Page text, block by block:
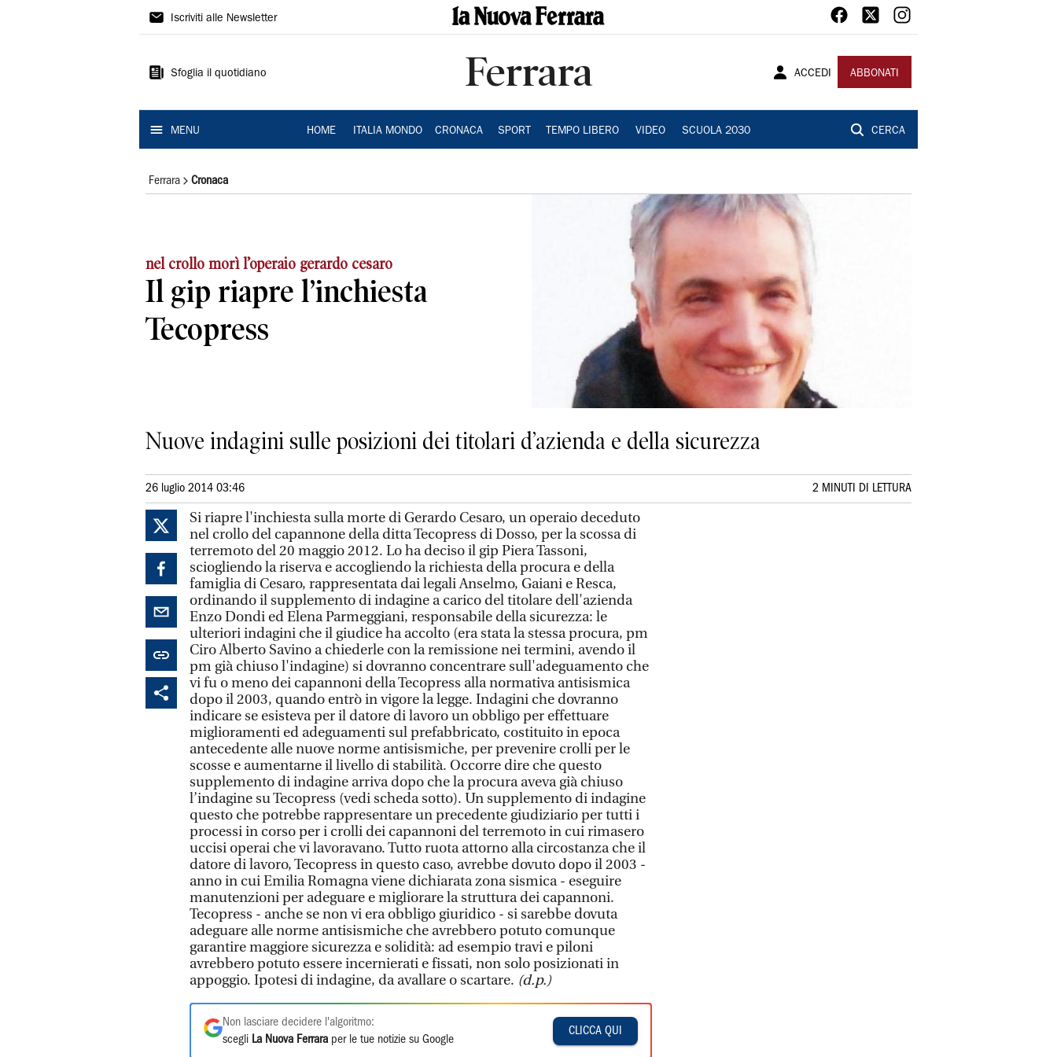
La
Ferrara
Iscriviti alle Newsletter
Sfoglia il quotidiano Ferrara ACCEDI ABBONATI
MENU HOME ITALIA MONDO CRONACA SPORT TEMPO LIBERO VIDEO SCUOLA 2030 CERCA
Ferrara Cronaca
nel crollo morì l’operaio gerardo cesaro
Il gip riapre l’inchiesta
Tecopress
Nuove indagini sulle posizioni dei titolari d’azienda e della sicurezza
26 luglio 2014 03:46 2 MINUTI DI LETTURA
Si riapre l'inchiesta sulla morte di Gerardo Cesaro, un operaio deceduto
nel crollo del capannone della ditta Tecopress di Dosso, per la scossa di
terremoto del 20 maggio 2012. Lo ha deciso il gip Piera Tassoni,
sciogliendo la riserva e accogliendo la richiesta della procura e della
famiglia di Cesaro, rappresentata dai legali Anselmo, Gaiani e Resca,
ordinando il supplemento di indagine a carico del titolare dell'azienda
Enzo Dondi ed Elena Parmeggiani, responsabile della sicurezza: le
ulteriori indagini che il giudice ha accolto (era stata la stessa procura, pm
Ciro Alberto Savino a chiederle con la remissione nei termini, avendo il
pm già chiuso l'indagine) si dovranno concentrare sull'adeguamento che
vi fu o meno dei capannoni della Tecopress alla normativa antisismica
dopo il 2003, quando entrò in vigore la legge. Indagini che dovranno
indicare se esisteva per il datore di lavoro un obbligo per effettuare
miglioramenti ed adeguamenti sul prefabbricato, costituito in epoca
antecedente alle nuove norme antisismiche, per prevenire crolli per le
scosse e aumentarne il livello di stabilità. Occorre dire che questo
supplemento di indagine arriva dopo che la procura aveva già chiuso
l’indagine su Tecopress (vedi scheda sotto). Un supplemento di indagine
questo che potrebbe rappresentare un precedente giudiziario per tutti i
processi in corso per i crolli dei capannoni del terremoto in cui rimasero
uccisi operai che vi lavoravano. Tutto ruota attorno alla circostanza che il
datore di lavoro, Tecopress in questo caso, avrebbe dovuto dopo il 2003 -
anno in cui Emilia Romagna viene dichiarata zona sismica - eseguire
manutenzioni per adeguare e migliorare la struttura dei capannoni.
Tecopress - anche se non vi era obbligo giuridico - si sarebbe dovuta
adeguare alle norme antisismiche che avrebbero potuto comunque
garantire maggiore sicurezza e solidità: ad esempio travi e piloni
avrebbero potuto essere incernierati e fissati, non solo posizionati in
appoggio. Ipotesi di indagine, da avallare o scartare. (d.p.)
Non lasciare decidere l'algoritmo:
scegli La Nuova Ferrara per le tue notizie su Google
CLICCA QUI